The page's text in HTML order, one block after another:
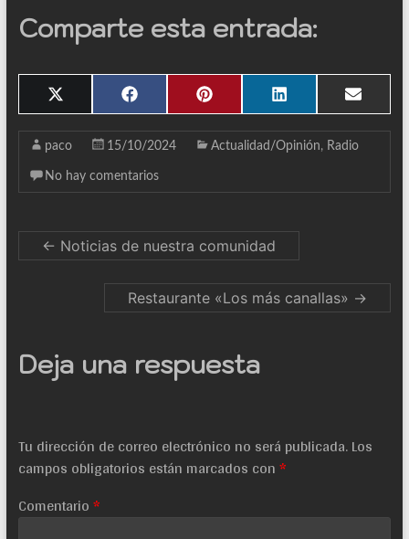
Comparte esta entrada:
Compartir
en
X
(
T
w
i
t
t
e
Compartir
en
F
a
c
e
b
o
o
k
Compartir
en
P
i
n
t
e
s
Compartir
en
L
i
n
k
e
n
en
E
m
a
paco 15/10/2024 Actualidad/Opinión, Radio
No hay comentarios
← Noticias de nuestra comunidad
Restaurante «Los más canallas» →
Deja una respuesta
Tu dirección de correo electrónico no será publicada.Los
campos obligatorios están marcados con*
Comentario*